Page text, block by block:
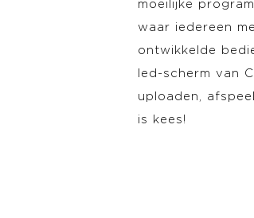
moeilijke
waar iedereen
ontwikkelde
led-scherm van
uploaden,
is kees!